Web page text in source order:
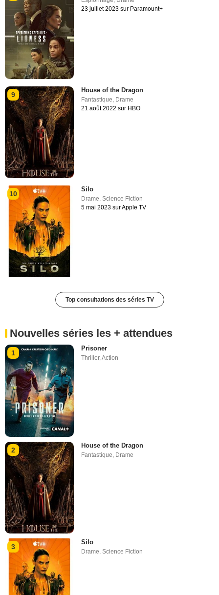
23 juillet 2023 sur Paramount+
9
House of the Dragon
Fantastique Drame
21 août 2022 sur HBO
10
Silo
Drame,Science Fiction
5 mai 2023 sur Apple TV
Top consultations des séries TV
Nouvelles séries les + attendues
1
Prisoner
Thriller,Action
2
House of the Dragon
Fantastique Drame
3
Silo
Drame,Science Fiction